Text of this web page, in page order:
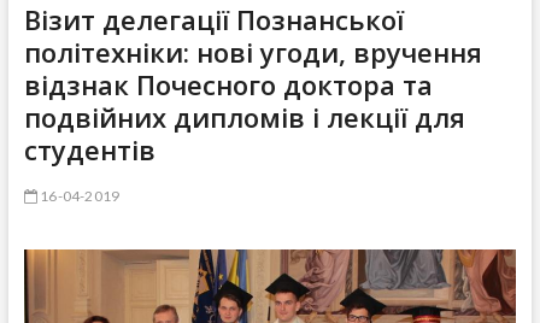
t
Візит делегації Познанської
політехніки: нові угоди, вручення
відзнак Почесного доктора та
подвійних дипломів і лекції для
студентів
16-04-2019